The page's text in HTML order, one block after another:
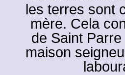
les terres sont
mère. Cela
de Saint
maison